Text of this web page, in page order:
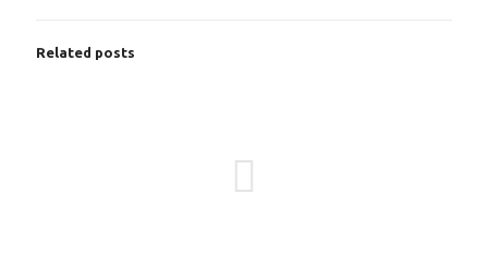
Related posts